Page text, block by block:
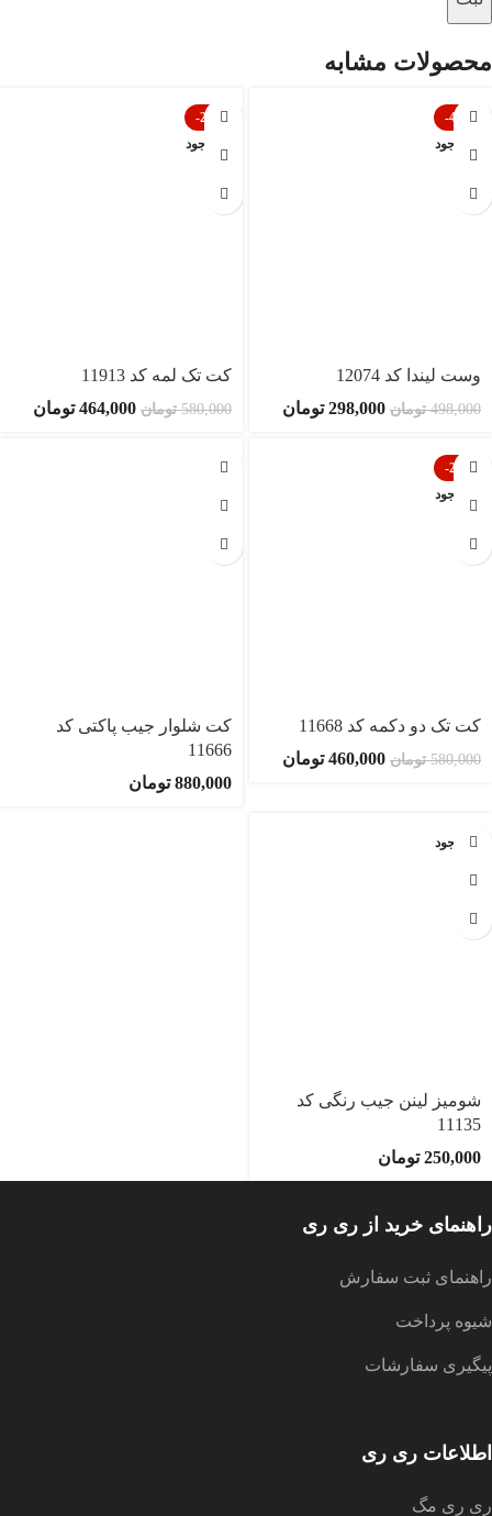
محصولات مشابه
-40%
ناموجود
وست لیندا کد 12074
498,000 تومان 298,000 تومان
-20%
ناموجود
کت تک لمه کد 11913
580,000 تومان 464,000 تومان
-21%
ناموجود
کت تک دو دکمه کد 11668
580,000 تومان 460,000 تومان
کت شلوار جیب پاکتی کد
11666
880,000 تومان
ناموجود
شومیز لینن جیب رنگی کد
11135
250,000 تومان
راهنمای خرید از ری ری
راهنمای ثبت سفارش
شیوه پرداخت
پیگیری سفارشات
اطلاعات ری ری
ری ری مگ